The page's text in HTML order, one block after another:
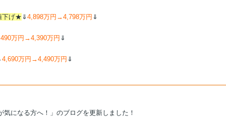
下げ★ ⇓ 4,898万円→4,798万円 ⇓
万円→4,390万円 ⇓
4,690万円→4,490万円 ⇓
になる方へ！」のブログを更新しました！